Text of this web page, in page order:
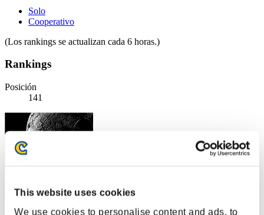
This website uses cookies
We use cookies to personalise content and ads, to
Solo
Cooperativo
(Los rankings se actualizan cada 6 horas.)
Rankings
Posición
141